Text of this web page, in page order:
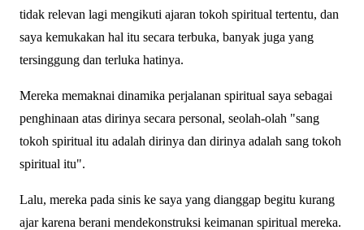
tidak relevan lagi mengikuti ajaran tokoh spiritual tertentu, dan
saya kemukakan hal itu secara terbuka, banyak juga yang
tersinggung dan terluka hatinya.
Mereka memaknai dinamika perjalanan spiritual saya sebagai
penghinaan atas dirinya secara personal, seolah-olah "sang
tokoh spiritual itu adalah dirinya dan dirinya adalah sang tokoh
spiritual itu".
Lalu, mereka pada sinis ke saya yang dianggap begitu kurang
ajar karena berani mendekonstruksi keimanan spiritual mereka.